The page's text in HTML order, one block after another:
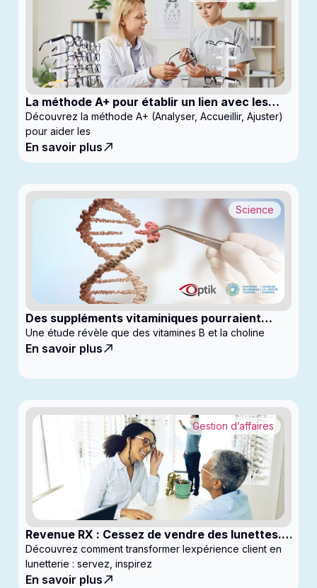
La méthode A+ pour établir un lien avec les
enfants en clinique
Découvrez la méthode A+ (Analyser, Accueillir, Ajuster)
pour aider les
En savoir plus
Des suppléments vitaminiques pourraient
ralentir la progression du glaucome
Science
Une étude révèle que des vitamines B et la choline
En savoir plus
Revenue RX : Cessez de vendre des lunettes.
Commencez à générer des profits
Gestion d’affaires
Découvrez comment transformer lexpérience client en
lunetterie : servez, inspirez
En savoir plus